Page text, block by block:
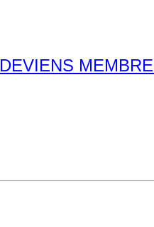
DEVIENS